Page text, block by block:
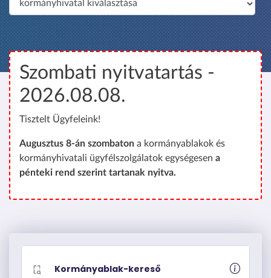
p
r
e
Szombati nyitvatartás -
2026.08.08.
Tisztelt Ügyfeleink!
Augusztus 8-án szombaton a kormányablakok és
kormányhivatali ügyfélszolgálatok egységesen a
pénteki rend szerint tartanak nyitva.
Kormányablak-kereső